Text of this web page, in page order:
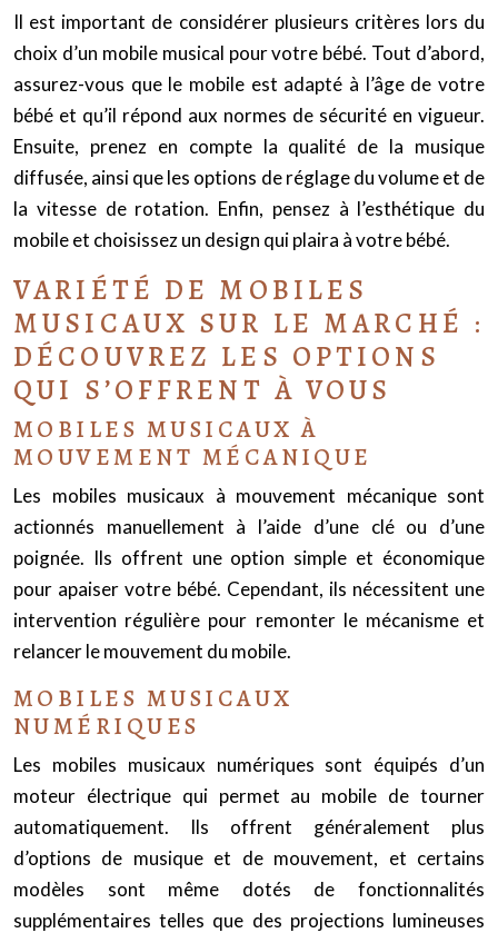
Il est important de considérer plusieurs critères lors du
choix d’un mobile musical pour votre bébé. Tout d’abord,
assurez-vous que le mobile est adapté à l’âge de votre
bébé et qu’il répond aux normes de sécurité en vigueur.
Ensuite, prenez en compte la qualité de la musique
diffusée, ainsi que les options de réglage du volume et de
la vitesse de rotation. Enfin, pensez à l’esthétique du
mobile et choisissez un design qui plaira à votre bébé.
VARIÉTÉ DE MOBILES
MUSICAUX SUR LE MARCHÉ :
DÉCOUVREZ LES OPTIONS
QUI S’OFFRENT À VOUS
MOBILES MUSICAUX À
MOUVEMENT MÉCANIQUE
Les mobiles musicaux à mouvement mécanique sont
actionnés manuellement à l’aide d’une clé ou d’une
poignée. Ils offrent une option simple et économique
pour apaiser votre bébé. Cependant, ils nécessitent une
intervention régulière pour remonter le mécanisme et
relancer le mouvement du mobile.
MOBILES MUSICAUX
NUMÉRIQUES
Les mobiles musicaux numériques sont équipés d’un
moteur électrique qui permet au mobile de tourner
automatiquement. Ils offrent généralement plus
d’options de musique et de mouvement, et certains
modèles sont même dotés de fonctionnalités
supplémentaires telles que des projections lumineuses